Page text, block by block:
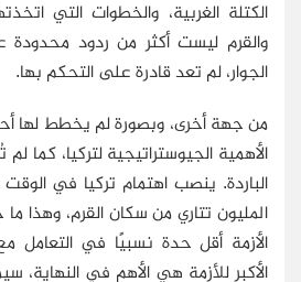
الكتلة الغربية، والخطوات التي
والقرم ليست أكثر من ردود
الجوار، لم تعد قادرة على التحكم بها.
من جهة أخرى، وبصورة لم يخطط لها أحد،
الأهمية الجيوستراتيجية لتركيا، كما
الباردة. ينصب اهتمام تركيا في
المليون تتاري من سكان القرم، وهذا
الأزمة أقل حدة نسبيًا في التعامل
الأكبر للأزمة هي الأهم في النهاية،